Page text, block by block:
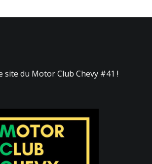
site du Motor Club Chevy #41 !